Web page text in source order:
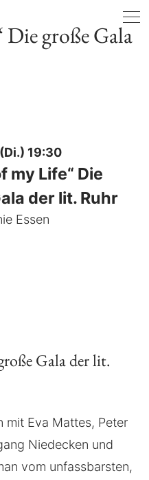
große Gala
19:30
my Life“ Die
der lit. Ruhr
Essen
Gala der lit.
mit Eva Mattes, Peter
Niedecken und
vom unfassbarsten,